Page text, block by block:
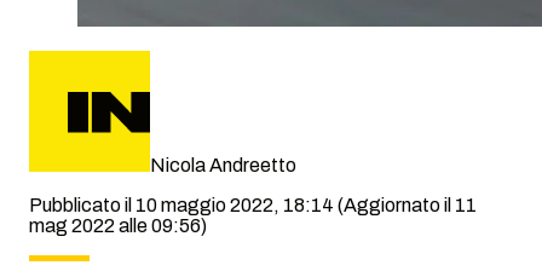
Nicola Andreetto
Pubblicato il 10 maggio 2022, 18:14 (Aggiornato il 11
mag 2022 alle 09:56)